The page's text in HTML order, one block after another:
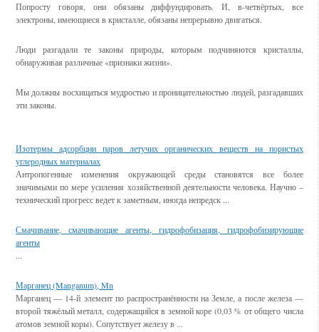
Попросту говоря, они обязаны диффундировать. И, в-четвёртых, все
электроны, имеющиеся в кристалле, обязаны непрерывно двигаться.
Люди разгадали те законы природы, которым подчиняются кристаллы,
обнаруживая различные «признаки жизни».
Мы должны восхищаться мудростью и проницательностью людей, разгадавших
эти законы.
Изотермы адсорбции паров летучих органических веществ на пористых
углеродных материалах
Антропогенные изменения окружающей среды становятся все более
значимыми по мере усиления хозяйственной деятельности человека. Научно –
технический прогресс ведет к заметным, иногда непредск ...
Смачивание, смачивающие агенты, гидрофобизация, гидрофобизирующие
агенты
...
Марганец (Manganum), Mn
Марганец — 14-й элемент по распространённости на Земле, а после железа —
второй тяжёлый металл, содержащийся в земной коре (0,03 % от общего числа
атомов земной коры). Сопутствует железу в ...